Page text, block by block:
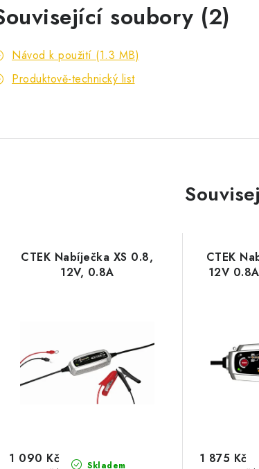
soubory (2)
Návod k použití (1.3 MB)
Produktově-technický list
CTEK Nabíječka XS 0.8,
12V, 0.8A
Skladem
1 090 Kč
CTEK
12V
1 875 Kč